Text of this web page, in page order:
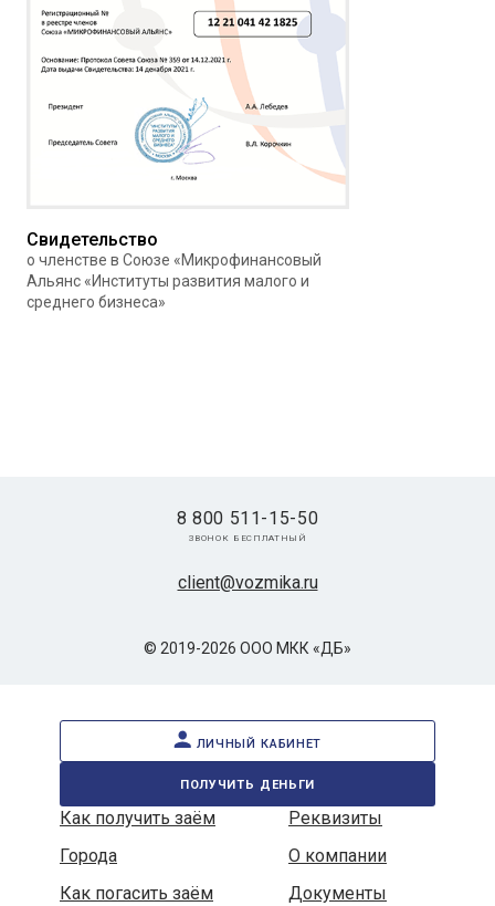
Свидетельство
о членстве в Союзе «Микрофинансовый
Альянс «Институты развития малого и
среднего бизнеса»
© 2019-2026 ООО МКК «ДБ»
client@vozmika.ru
8 800 511-15-50
звонок бесплатный
личный кабинет
получить деньги
Как получить заём
Реквизиты
Города
О компании
Как погасить заём
Документы